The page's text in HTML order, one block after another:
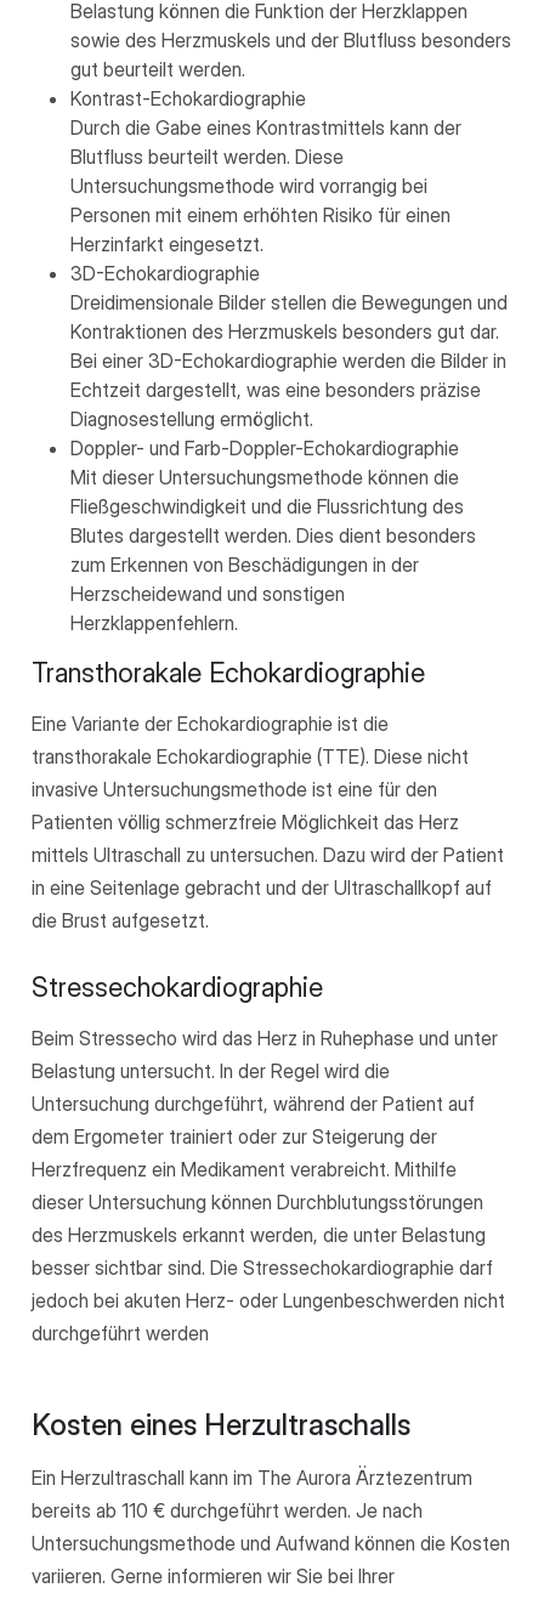
Belastung können die Funktion der Herzklappen
sowie des Herzmuskels und der Blutfluss besonders
gut beurteilt werden.
Kontrast-Echokardiographie
Durch die Gabe eines Kontrastmittels kann der
Blutfluss beurteilt werden. Diese
Untersuchungsmethode wird vorrangig bei
Personen mit einem erhöhten Risiko für einen
Herzinfarkt eingesetzt.
3D-Echokardiographie
Dreidimensionale Bilder stellen die Bewegungen und
Kontraktionen des Herzmuskels besonders gut dar.
Bei einer 3D-Echokardiographie werden die Bilder in
Echtzeit dargestellt, was eine besonders präzise
Diagnosestellung ermöglicht.
Doppler- und Farb-Doppler-Echokardiographie
Mit dieser Untersuchungsmethode können die
Fließgeschwindigkeit und die Flussrichtung des
Blutes dargestellt werden. Dies dient besonders
zum Erkennen von Beschädigungen in der
Herzscheidewand und sonstigen
Herzklappenfehlern.
Transthorakale Echokardiographie
Eine Variante der Echokardiographie ist die
transthorakale Echokardiographie (TTE). Diese nicht
invasive Untersuchungsmethode ist eine für den
Patienten völlig schmerzfreie Möglichkeit das Herz
mittels Ultraschall zu untersuchen. Dazu wird der Patient
in eine Seitenlage gebracht und der Ultraschallkopf auf
die Brust aufgesetzt.
Stressechokardiographie
Beim Stressecho wird das Herz in Ruhephase und unter
Belastung untersucht. In der Regel wird die
Untersuchung durchgeführt, während der Patient auf
dem Ergometer trainiert oder zur Steigerung der
Herzfrequenz ein Medikament verabreicht. Mithilfe
dieser Untersuchung können Durchblutungsstörungen
des Herzmuskels erkannt werden, die unter Belastung
besser sichtbar sind. Die Stressechokardiographie darf
jedoch bei akuten Herz- oder Lungenbeschwerden nicht
durchgeführt werden
Kosten eines Herzultraschalls
Ein Herzultraschall kann im The Aurora Ärztezentrum
bereits ab 110 € durchgeführt werden. Je nach
Untersuchungsmethode und Aufwand können die Kosten
variieren. Gerne informieren wir Sie bei Ihrer